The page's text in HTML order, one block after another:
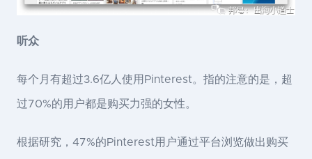
听众
每个月有超过3.6亿人使用Pinterest。指的注意的是，超
过70%的用户都是购买力强的女性。
根据研究，47%的Pinterest用户通过平台浏览做出购买